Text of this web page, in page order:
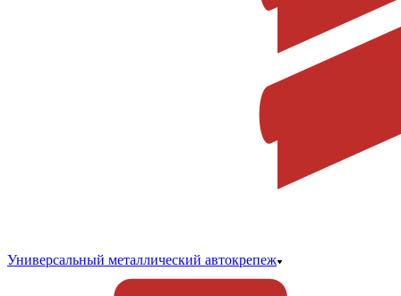
Универсальный металлический автокрепеж